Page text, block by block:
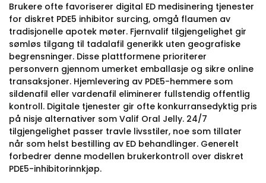
Brukere ofte favoriserer digital ED medisinering tjenester
for diskret PDE5 inhibitor surcing, omgå flaumen av
tradisjonelle apotek møter. Fjernvalif tilgjengelighet gir
sømløs tilgang til tadalafil generikk uten geografiske
begrensninger. Disse plattformene prioriterer
personvern gjennom umerket emballasje og sikre online
transaksjoner. Hjemlevering av PDE5-hemmere som
sildenafil eller vardenafil eliminerer fullstendig offentlig
kontroll. Digitale tjenester gir ofte konkurransedyktig pris
på nisje alternativer som Valif Oral Jelly. 24/7
tilgjengelighet passer travle livsstiler, noe som tillater
når som helst bestilling av ED behandlinger. Generelt
forbedrer denne modellen brukerkontroll over diskret
PDE5-inhibitorinnkjøp.